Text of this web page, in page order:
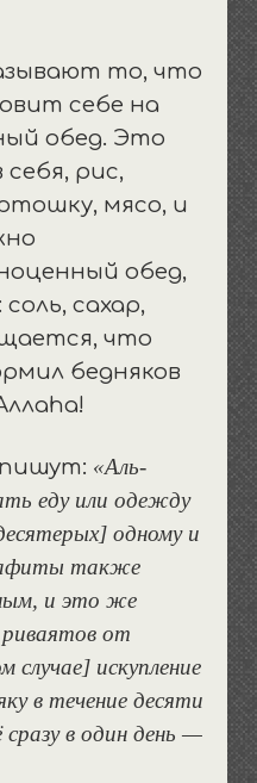
то, что
себе на
обед. Это
рис,
мясо, и
обед,
сахар,
что
бедняков
пишут: «Аль-
еду или одежду
одному и
также
и это же
риваятов от
искупление
в течение десяти
в один день —